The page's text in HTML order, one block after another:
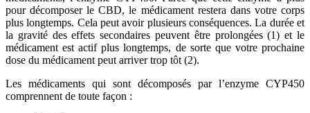
pour décomposer le CBD, le médicament restera dans votre corps
plus longtemps. Cela peut avoir plusieurs conséquences. La durée et
la gravité des effets secondaires peuvent être prolongées (1) et le
médicament est actif plus longtemps, de sorte que votre prochaine
dose du médicament peut arriver trop tôt (2).
Les médicaments qui sont décomposés par l’enzyme CYP450
comprennent de toute façon :